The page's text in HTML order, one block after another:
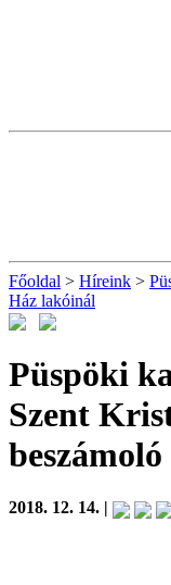
Főoldal > Híreink >
Ház lakóinál
Püspöki
Szent
beszámoló
2018. 12. 14. |